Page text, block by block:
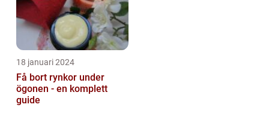
18 januari 2024
Få bort rynkor under
ögonen - en komplett
guide